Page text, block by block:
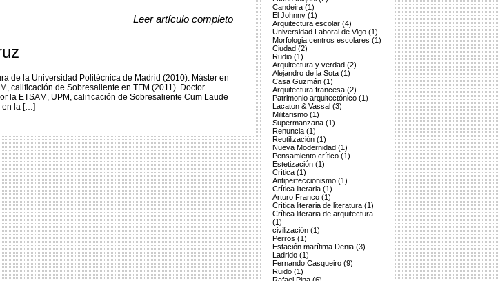
Leer artículo completo
de la Universidad Politécnica de Madrid (2010). Máster en
calificación de Sobresaliente en TFM (2011). Doctor
la ETSAM, UPM, calificación de Sobresaliente Cum Laude
en la […]
Candeira (1)
El Johnny (1)
Arquitectura escolar (4)
Universidad Laboral de Vigo (1)
Morfologia centros escolares (1)
Ciudad (2)
Rudio (1)
Arquitectura y verdad (2)
Alejandro de la Sota (1)
Casa Guzmán (1)
Arquitectura francesa (2)
Patrimonio arquitectónico (1)
Lacaton & Vassal (3)
Militarismo (1)
Supermanzana (1)
Renuncia (1)
Reutilización (1)
Nueva Modernidad (1)
Pensamiento crítico (1)
Estetización (1)
Crítica (1)
Antiperfeccionismo (1)
Crítica literaria (1)
Arturo Franco (1)
Crítica literaria de literatura (1)
Crítica literaria de arquitectura
(1)
civilización (1)
Perros (1)
Estación marítima Denia (3)
Ladrido (1)
Fernando Casqueiro (9)
Ruido (1)